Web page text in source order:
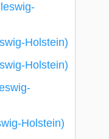
Holstein)
Holstein)
Holstein)